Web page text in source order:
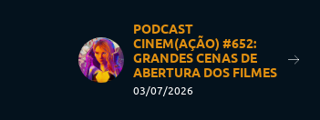
PODCAST
CINEM(AÇÃO) #652:
GRANDES CENAS DE
ABERTURA DOS FILMES
03/07/2026